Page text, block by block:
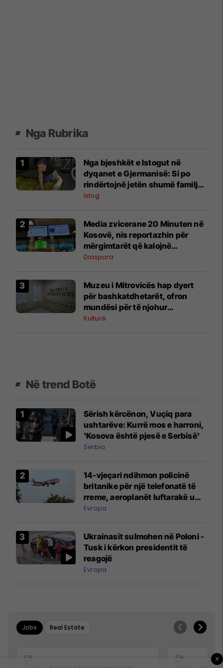
Nga Rubrika
Nga bjeshkët e Istogut në
dyqanet e Gjermanisë: Si po
rindërtojnë jetën shumë familje
nga eksporti i bimëve mjekësore
Istog
Media zvicerane 20 Minuten në
Kosovë, nis reportazhin për
mërgimtarët që kalojnë
pushimet në vendlindje
Diaspora
Muzeu i Mitrovicës hap dyert
për bashkatdhetarët, ofron
mundësi për të njohur
trashëgiminë kulturore të
Kulturë
Në trend Botë
Sërish kërcënon, Vuçiq para
ushtarëve: Kurrë mos e harroni,
'Kosova është pjesë e Serbisë'
Serbia
14-vjeçari ndihmon policinë
britanike për një telefonatë të
rreme, aeroplanët luftarakë u
ngritën në ajër për të
Mançesterit
Evropa
Ukrainasit sulmohen në Poloni -
Tusk i kërkon presidentit të
reagojë
Evropa
Jobs Real Estate
×